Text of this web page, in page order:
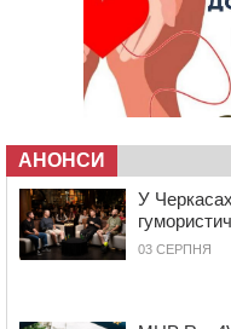
У Черкасах
вирізані дерева
обіцяє масштабне
Провокував
чоловіка у
13:55
У Тальному
витягли з
13:27 На
АНОНСИ
У
03 СЕРПНЯ